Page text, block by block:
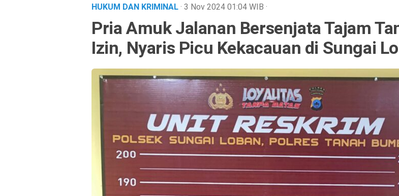
HUKUM DAN KRIMINAL· 3 Nov 202401:04WIB ·
Pria Amuk Jalanan Bersenjata Tajam
Izin, Nyaris Picu Kekacauan di Sungai